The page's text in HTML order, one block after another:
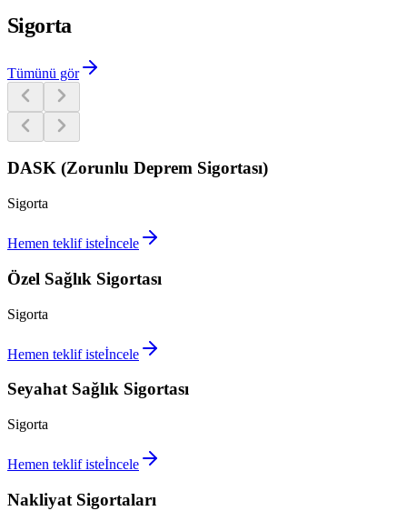
Sigorta
Tümünü gör
DASK (Zorunlu Deprem Sigortası)
Sigorta
Hemen teklif isteİncele
Özel Sağlık Sigortası
Sigorta
Hemen teklif isteİncele
Seyahat Sağlık Sigortası
Sigorta
Hemen teklif isteİncele
Nakliyat Sigortaları